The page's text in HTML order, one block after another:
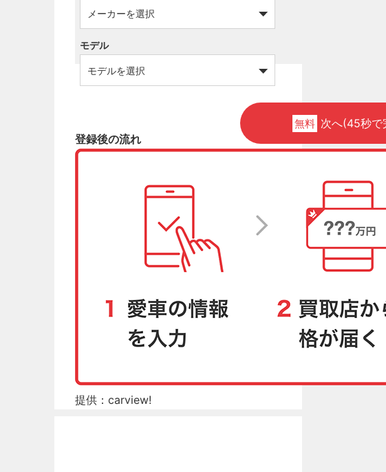
モデル
無料 次へ(45秒で
登録後の流れ
提供：carview!